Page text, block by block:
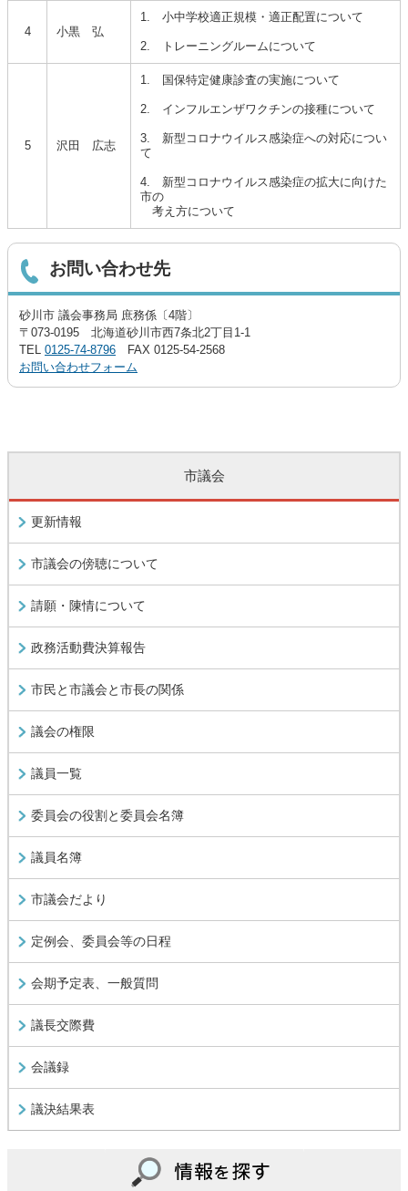
4 小黒 弘
1. 小中学校適正規模・適正配置について
2. トレーニングルームについて
5 沢田 広志
1. 国保特定健康診査の実施について
2. インフルエンザワクチンの接種について
3. 新型コロナウイルス感染症への対応につい
て
4. 新型コロナウイルス感染症の拡大に向けた
市の
考え方について
お問い合わせ先
砂川市 議会事務局 庶務係〔4階〕
〒073-0195 北海道砂川市西7条北2丁目1-1
TEL 0125-74-8796 FAX 0125-54-2568
お問い合わせフォーム
市議会
更新情報
市議会の傍聴について
請願・陳情について
政務活動費決算報告
市民と市議会と市長の関係
議会の権限
議員一覧
委員会の役割と委員会名簿
議員名簿
市議会だより
定例会、委員会等の日程
会期予定表、一般質問
議長交際費
会議録
議決結果表